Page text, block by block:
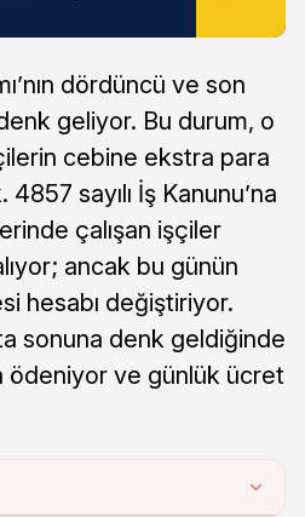
dördüncü ve son
geliyor. Bu durum, o
cebine ekstra para
sayılı İş Kanunu’na
çalışan işçiler
ancak bu günün
hesabı değiştiriyor.
sonuna denk geldiğinde
ödeniyor ve günlük ücret